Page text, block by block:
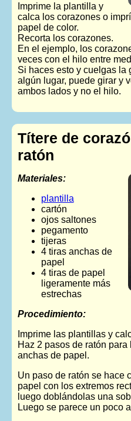
Imprime la plantilla y
calca los corazones o
papel de color.
Recorta los corazones.
En el ejemplo, los
veces con el hilo entre
Si haces esto y cuelgas la
algún lugar, puede girar y
ambos lados y no el hilo.
Títere de
ratón
Materiales:
plantilla
cartón
ojos saltones
pegamento
tijeras
4 tiras anchas de
papel
4 tiras de papel
ligeramente más
estrechas
Procedimiento:
Imprime las plantillas y
Haz 2 pasos de ratón
anchas de papel.
Un paso de ratón se hace
papel con los extremos
luego doblándolas una
Luego se parece un poco